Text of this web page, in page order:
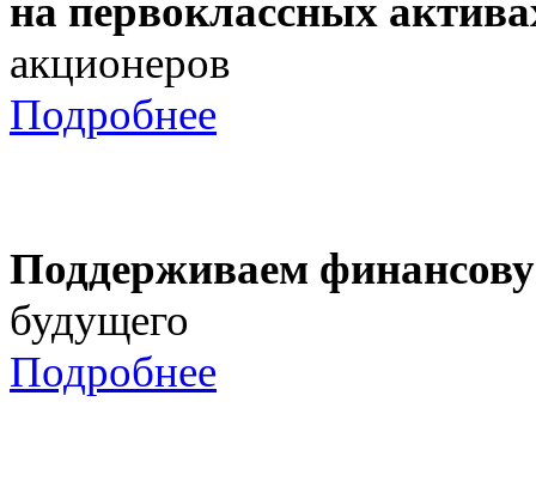
на первоклассных
акционеров
Подробнее
Поддерживаем
будущего
Подробнее